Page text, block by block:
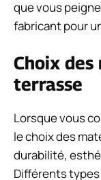
que vous
fabricant pour
Choix
terrasse
Lorsque vous
le choix des
durabilité,
Différents